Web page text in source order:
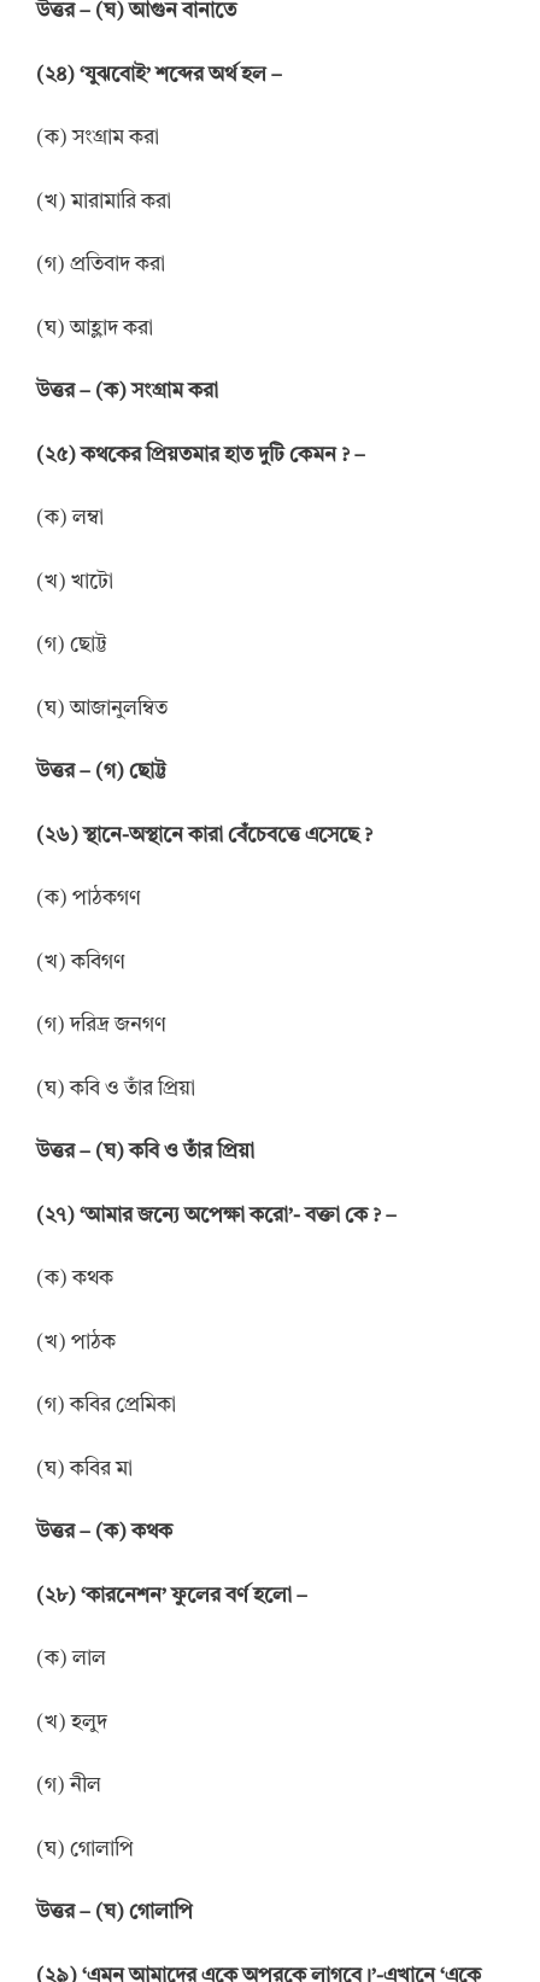
উত্তর – (ঘ) আগুন বানাতে
(২৪) ‘যুঝবোই’ শব্দের অর্থ হল –
(ক) সংগ্রাম করা
(খ) মারামারি করা
(গ) প্রতিবাদ করা
(ঘ) আহ্লাদ করা
উত্তর – (ক) সংগ্রাম করা
(২৫) কথকের প্রিয়তমার হাত দুটি কেমন ? –
(ক) লম্বা
(খ) খাটো
(গ) ছোট্ট
(ঘ) আজানুলম্বিত
উত্তর – (গ) ছোট্ট
(২৬) স্থানে-অস্থানে কারা বেঁচেবত্তে এসেছে ?
(ক) পাঠকগণ
(খ) কবিগণ
(গ) দরিদ্র জনগণ
(ঘ) কবি ও তাঁর প্রিয়া
উত্তর – (ঘ) কবি ও তাঁর প্রিয়া
(২৭) ‘আমার জন্যে অপেক্ষা করো’- বক্তা কে ? –
(ক) কথক
(খ) পাঠক
(গ) কবির প্রেমিকা
(ঘ) কবির মা
উত্তর – (ক) কথক
(২৮) ‘কারনেশন’ ফুলের বর্ণ হলো –
(ক) লাল
(খ) হলুদ
(গ) নীল
(ঘ) গোলাপি
উত্তর – (ঘ) গোলাপি
(২৯) ‘এমন আমাদের একে অপরকে লাগবে।’-এখানে ‘একে